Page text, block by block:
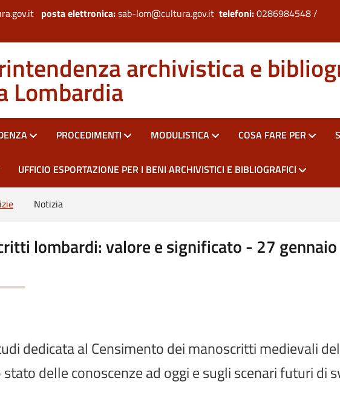
posta elettronica:sab-lom@cultura.gov.ittelefoni:0286984548 /
archivistica e
Lombardia
PROCEDIMENTI MODULISTICA COSA FARE PER
UFFICIO ESPORTAZIONE PER I BENI ARCHIVISTICI E BIBLIOGRAFICI
Notizia
lombardi: valore e significato - 27
dedicata al Censimento dei manoscritti medievali
delle conoscenze ad oggi e sugli scenari futuri di